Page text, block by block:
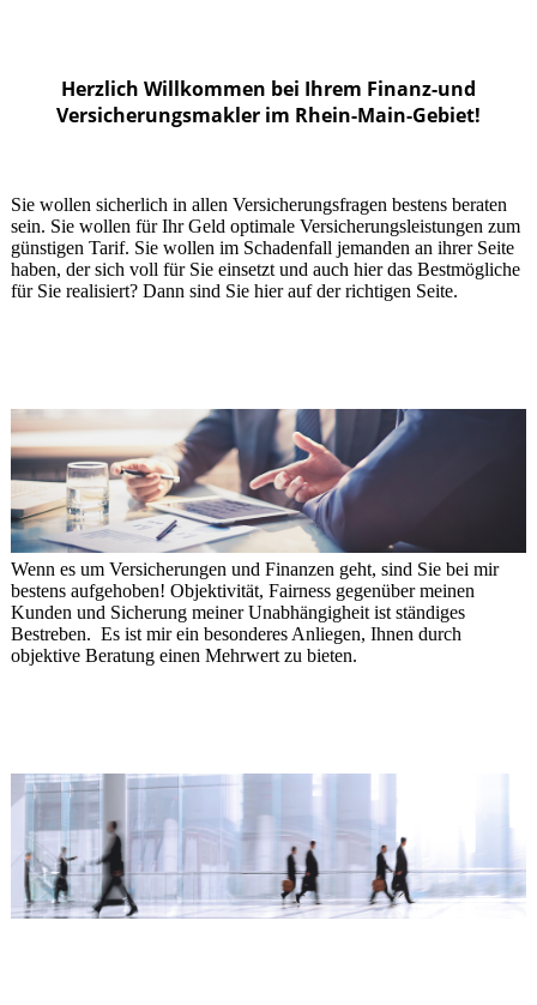
Herzlich Willkommen bei Ihrem Finanz-und
Versicherungsmakler im Rhein-Main-Gebiet!
Sie wollen sicherlich in allen Versicherungsfragen bestens beraten
sein. Sie wollen für Ihr Geld optimale Versicherungsleistungen zum
günstigen Tarif. Sie wollen im Schadenfall jemanden an ihrer Seite
haben, der sich voll für Sie einsetzt und auch hier das Bestmögliche
für Sie realisiert? Dann sind Sie hier auf der richtigen Seite.
Wenn es um Versicherungen und Finanzen geht, sind Sie bei mir
bestens aufgehoben! Objektivität, Fairness gegenüber meinen
Kunden und Sicherung meiner Unabhängigheit ist ständiges
Bestreben. Es ist mir ein besonderes Anliegen, Ihnen durch
objektive Beratung einen Mehrwert zu bieten.